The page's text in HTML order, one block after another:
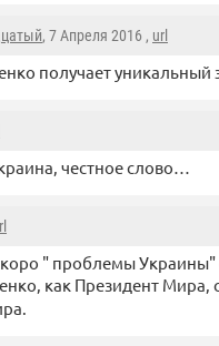
, 7 Апреля 2016 , url
получает уникальный
честное слово…
" проблемы Украины"
как Президент Мира,